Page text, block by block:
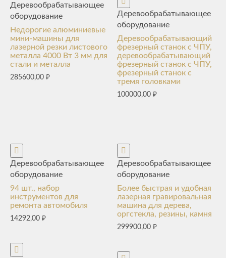
Деревообрабатывающее
оборудование
Недорогие алюминиевые
мини-машины для
лазерной резки листового
металла 4000 Вт 3 мм для
стали и металла
285600,00 ₽
Деревообрабатывающее
оборудование
Деревообрабатывающий
фрезерный станок с ЧПУ,
деревообрабатывающий
фрезерный станок с ЧПУ,
фрезерный станок с
тремя головками
100000,00₽
Деревообрабатывающее
оборудование
94 шт., набор
инструментов для
ремонта автомобиля
14292,00 ₽
Деревообрабатывающее
оборудование
Более быстрая и удобная
лазерная гравировальная
машина для дерева,
оргстекла, резины, камня
299900,00₽